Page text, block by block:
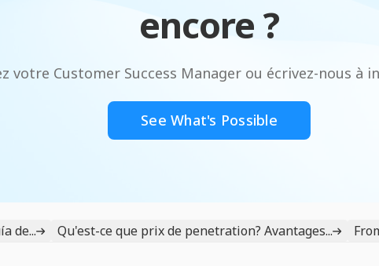
encore ?
votre Customer Success Manager ou écrivez-nous à
See What's Possible
de...
Qu'est-ce que prix de penetration? Avantages...